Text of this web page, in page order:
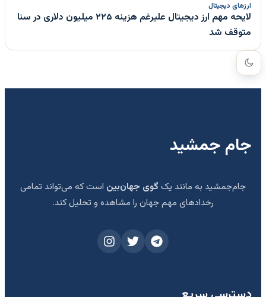
ارزهای دیجیتال
لایحه مهم ارز دیجیتال علیرغم هزینه ۲۲۵ میلیون دلاری در سنا
متوقف شد
جام جمشید
جام‌جمشید به مانند یک گوی جهان‌بین است که می‌تواند تمامی
رخدادهای مهم جهان را مشاهده و تحلیل کند.